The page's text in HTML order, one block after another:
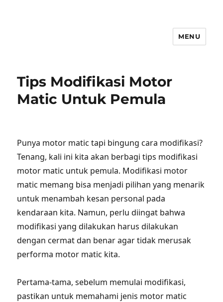
MENU
Tips Modifikasi Motor
Matic Untuk Pemula
Punya motor matic tapi bingung cara modifikasi?
Tenang, kali ini kita akan berbagi tips modifikasi
motor matic untuk pemula. Modifikasi motor
matic memang bisa menjadi pilihan yang menarik
untuk menambah kesan personal pada
kendaraan kita. Namun, perlu diingat bahwa
modifikasi yang dilakukan harus dilakukan
dengan cermat dan benar agar tidak merusak
performa motor matic kita.
Pertama-tama, sebelum memulai modifikasi,
pastikan untuk memahami jenis motor matic